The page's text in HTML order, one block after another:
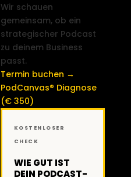
Wir schauen
gemeinsam, ob ein
strategischer Podcast
zu deinem Business
passt.
Termin buchen →
PodCanvas® Diagnose
(€ 350)
KOSTENLOSER
CHECK
WIE GUT IST
DEIN PODCAST-